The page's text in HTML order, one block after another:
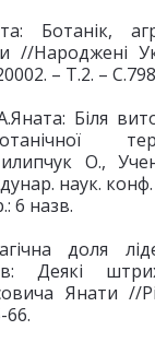
Ботанік,
//Народжені
– Т.2. –
Біля
О.,
наук. конф.
6 назв.
доля
Деякі
Янати //
66.